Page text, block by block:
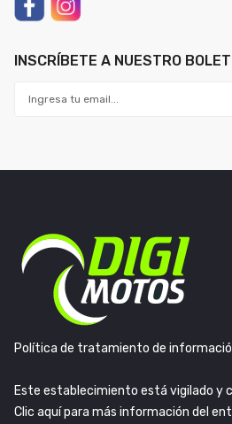
INSCRÍBETE A NUESTRO
Política de tratamiento de
Este establecimiento está vigilado y
Clic aquí para más información del